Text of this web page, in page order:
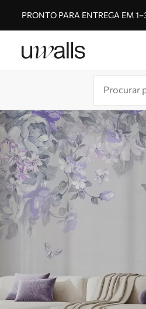
PRONTO PARA ENTREGA EM